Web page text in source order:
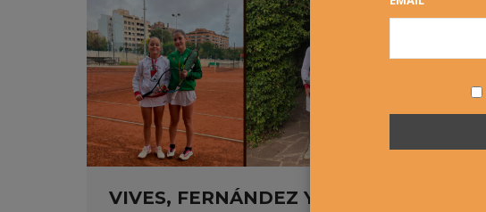
VIVES, FERNÁNDEZ Y